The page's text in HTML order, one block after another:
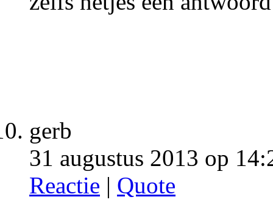
gerb
31 augustus 2013 op
Reactie | Quote